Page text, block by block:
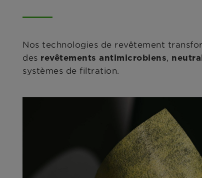
Nos technologies de revêtement
des revêtements antimicrobiens,
systèmes de filtration.